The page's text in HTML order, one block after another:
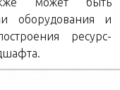
оборудования и
ресурс-